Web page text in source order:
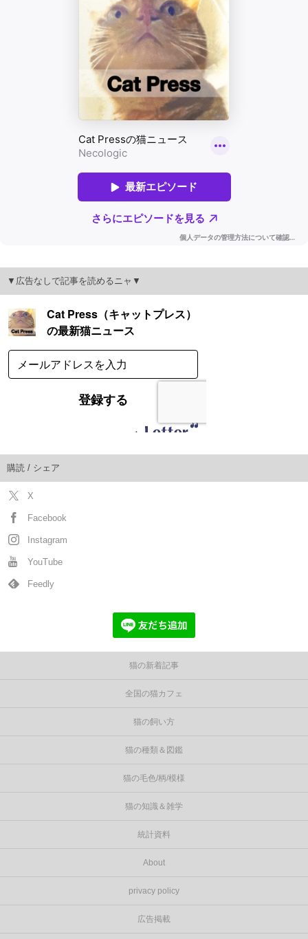
▼広告なしで記事を読めるニャ▼
購読 / シェア
X
Facebook
Instagram
YouTube
Feedly
猫の新着記事
全国の猫カフェ
猫の飼い方
猫の種類＆図鑑
猫の毛色/柄/模様
猫の知識＆雑学
統計資料
About
privacy policy
広告掲載